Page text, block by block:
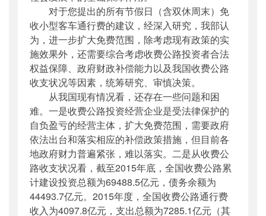
对于您提出的所有节假日（含双休周末）免
收小型客车通行费的建议，经深入研究，我部认
为，进一步扩大免费范围，除考虑现有政策的实
施效果外，还需要综合考虑收费公路投资者合法
权益保障、政府财政补偿能力以及我国收费公路
收支状况等因素，统筹研究、审慎决策。
从我国现有情况看，还存在一些问题和困
难。一是收费公路投资经营企业是受法律保护的
自负盈亏的经营主体，扩大免费范围，需要政府
依法出台和落实相应的补偿政策措施，但目前各
地政府财力普遍紧张，难以落实。二是从收费公
路收支状况看，截至2015年底，全国收费公路累
计建设投资总额为69488.5亿元，债务余额为
44493.7亿元。2015年度，全国收费公路通行费
收入为4097.8亿元，支出总额为7285.1亿元（其